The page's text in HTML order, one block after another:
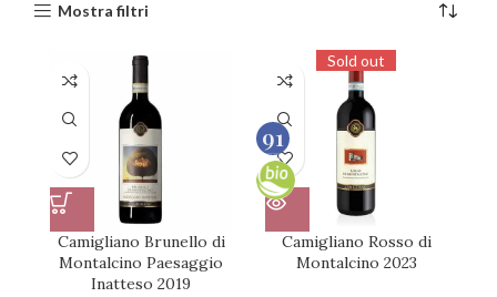
Mostra filtri
Camigliano Brunello di
Montalcino Paesaggio
Inatteso 2019
91
100
Sold out
Camigliano Rosso di
Montalcino 2023